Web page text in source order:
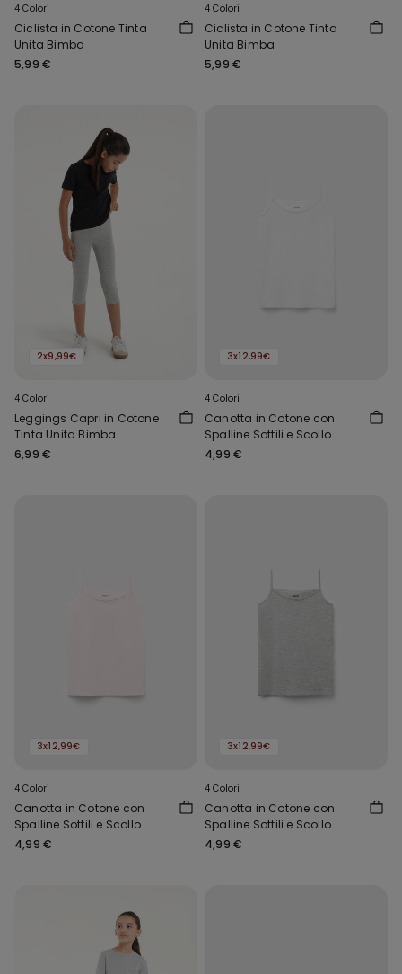
4 Colori
Ciclista in Cotone Tinta
Unita Bimba
5,99 €
4 Colori
Ciclista in Cotone Tinta
Unita Bimba
5,99 €
2x9,99€
4 Colori
Leggings Capri in Cotone
Tinta Unita Bimba
6,99 €
3x12,99€
4 Colori
Canotta in Cotone con
Spalline Sottili e Scollo
Tondo Bambina
4,99 €
3x12,99€
4 Colori
Canotta in Cotone con
Spalline Sottili e Scollo
Tondo Bambina
4,99 €
3x12,99€
4 Colori
Canotta in Cotone con
Spalline Sottili e Scollo
Tondo Bambina
4,99 €